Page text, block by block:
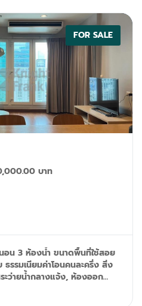
FOR SALE
บาท
น 3 ห้องน้ำ ขนาดพื้นที่ใช้สอย
รมเนียมค่าโอนคนละครึ่ง สิ่ง
ะว่ายน้ำกลางแจ้ง, ห้องออก